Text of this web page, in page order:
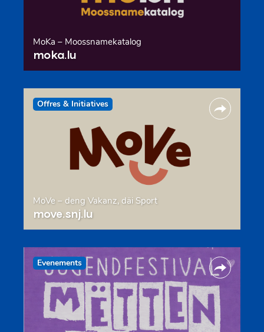
MoKa – Moossnamekatalog
moka.lu
Offres & Initiatives
MoVe – deng Vakanz, däi Sport
move.snj.lu
Evenements